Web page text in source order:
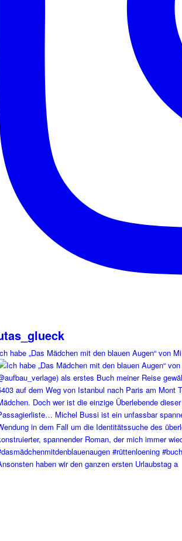
habe „Das Mädchen mit den blauen Augen“ von Mi
haben wir den ganzen ersten Urlaubstag a